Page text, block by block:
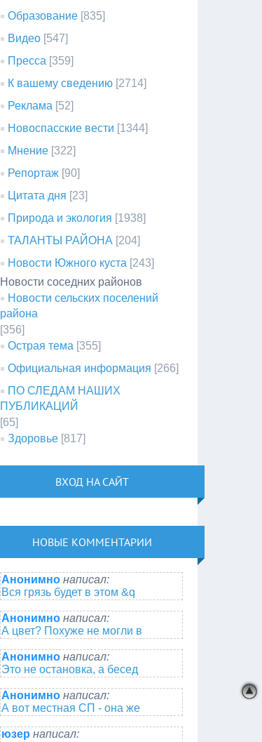
Образование [835]
Видео [547]
Пресса [359]
К вашему сведению [2714]
Реклама [52]
Новоспасские вести [1344]
Мнение [322]
Репортаж [90]
Цитата дня [23]
Природа и экология [1938]
ТАЛАНТЫ РАЙОНА [204]
Новости Южного куста [243]
Новости соседних районов
Новости сельских поселений
района
[356]
Острая тема [355]
Официальная информация [266]
ПО СЛЕДАМ НАШИХ
ПУБЛИКАЦИЙ
[65]
Здоровье [817]
ВХОД НА САЙТ
НОВЫЕ КОММЕНТАРИИ
Анонимно написал:
Вся грязь будет в этом &q
Анонимно написал:
А цвет? Похуже не могли в
Анонимно написал:
Это не остановка, а бесед
Анонимно написал:
А вот местная СП - она же
юзер написал: